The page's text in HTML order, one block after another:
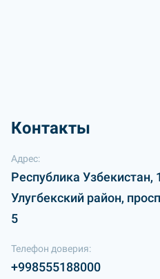
Контакты
Адрес:
Республика Узбекистан,
Улугбекский район,
5
Телефон доверия:
+998555188000